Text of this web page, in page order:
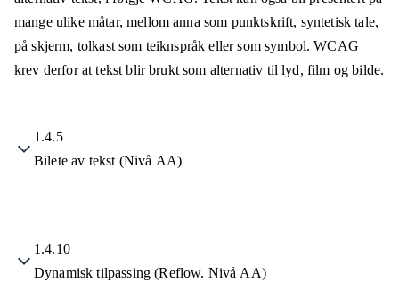
mange ulike måtar, mellom anna som punktskrift, syntetisk tale,
på skjerm, tolkast som teiknspråk eller som symbol. WCAG
krev derfor at tekst blir brukt som alternativ til lyd, film og bilde.
1.4.5
Bilete av tekst (Nivå AA)
1.4.10
Dynamisk tilpassing (Reflow. Nivå AA)